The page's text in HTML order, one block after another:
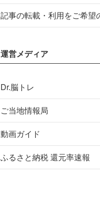
記事の転載・利用をご希望
運営メディア
Dr.脳トレ
ご当地情報局
動画ガイド
ふるさと納税 還元率速報